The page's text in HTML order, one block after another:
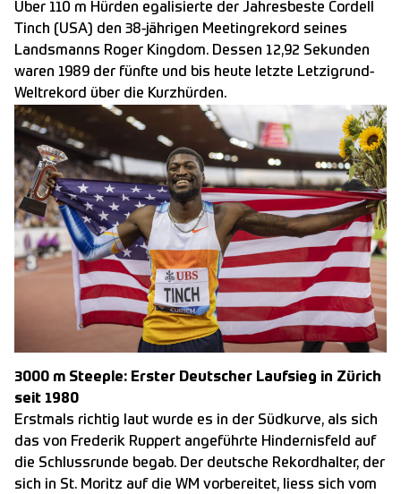
Über 110 m Hürden egalisierte der Jahresbeste Cordell
Tinch (USA) den 38-jährigen Meetingrekord seines
Landsmanns Roger Kingdom. Dessen 12,92 Sekunden
waren 1989 der fünfte und bis heute letzte Letzigrund-
Weltrekord über die Kurzhürden.
3000 m Steeple: Erster Deutscher Laufsieg in Zürich
seit 1980
Erstmals richtig laut wurde es in der Südkurve, als sich
das von Frederik Ruppert angeführte Hindernisfeld auf
die Schlussrunde begab. Der deutsche Rekordhalter, der
sich in St. Moritz auf die WM vorbereitet, liess sich vom